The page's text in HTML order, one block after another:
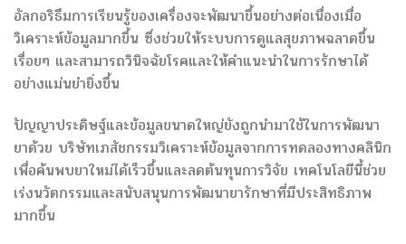
อัลกอริธึมการเรียนรู้ของเครื่องจะพัฒนาขึ้นอย่างต่อเนื่องเมื่อ
วิเคราะห์ข้อมูลมากขึ้น ซึ่งช่วยให้ระบบการดูแลสุขภาพฉลาดขึ้น
เรื่อยๆ และสามารถวินิจฉัยโรคและให้คำแนะนำในการรักษาได้
อย่างแม่นยำยิ่งขึ้น
ปัญญาประดิษฐ์และข้อมูลขนาดใหญ่ยังถูกนำมาใช้ในการพัฒนา
ยาด้วย บริษัทเภสัชกรรมวิเคราะห์ข้อมูลจากการทดลองทางคลินิก
เพื่อค้นพบยาใหม่ได้เร็วขึ้นและลดต้นทุนการวิจัย เทคโนโลยีนี้ช่วย
เร่งนวัตกรรมและสนับสนุนการพัฒนายารักษาที่มีประสิทธิภาพ
มากขึ้น